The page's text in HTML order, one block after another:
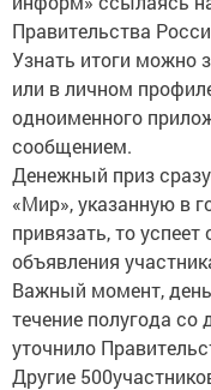
Правительства
Узнать итоги можно
или в личном
одноименного
сообщением.
Денежный приз
«Мир», указанную в
привязать, то
объявления
Важный момент,
течение полугода
уточнило
Другие